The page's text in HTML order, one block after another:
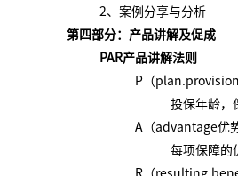
2、案例分享与分析
第四部分： 产品讲解及促成
PAR产品讲解法则
P（plan.provision
投保年龄，
A（advantage优
每项保障的
R（